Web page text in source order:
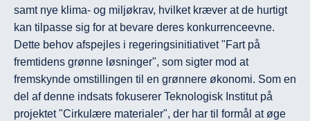
samt nye klima- og miljøkrav, hvilket kræver at de hurtigt
kan tilpasse sig for at bevare deres konkurrenceevne.
Dette behov afspejles i regeringsinitiativet "Fart på
fremtidens grønne løsninger", som sigter mod at
fremskynde omstillingen til en grønnere økonomi. Som en
del af denne indsats fokuserer Teknologisk Institut på
projektet "Cirkulære materialer", der har til formål at øge